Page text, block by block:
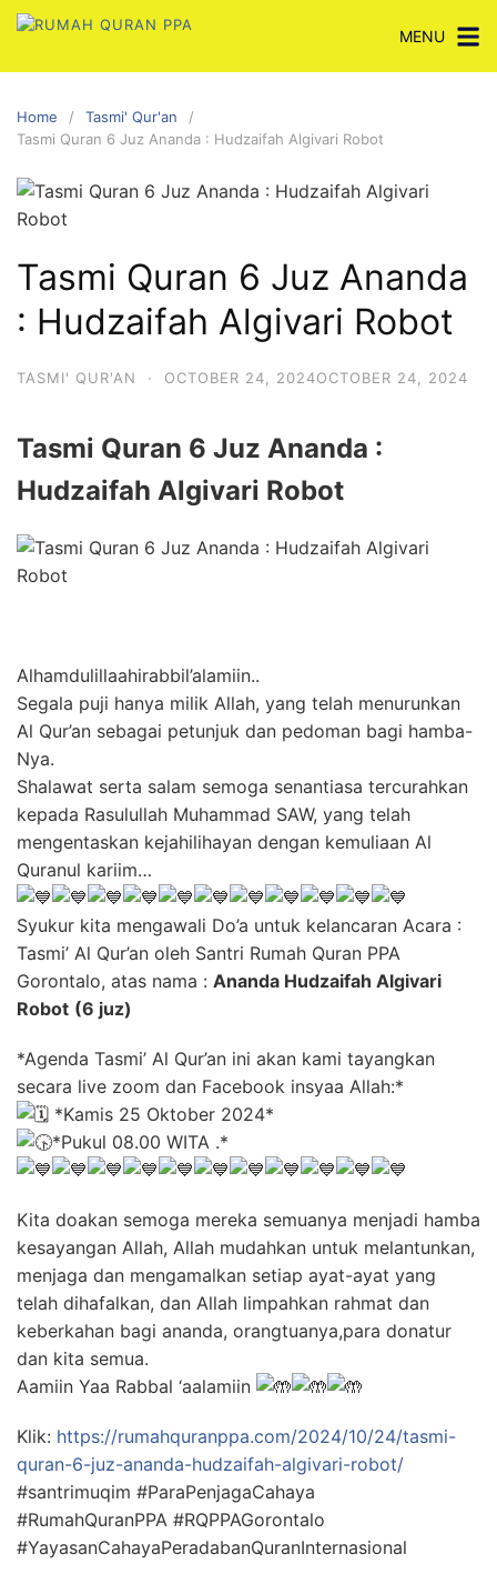
Skip
content
MENU
Home
Tasmi' Qur'an
Tasmi Quran 6 Juz Ananda : Hudzaifah Algivari Robot
Tasmi Quran 6 Juz Ananda
: Hudzaifah Algivari Robot
TASMI' QUR'AN · OCTOBER 24, 2024OCTOBER 24, 2024
Tasmi Quran 6 Juz Ananda :
Hudzaifah Algivari Robot
Alhamdulillaahirabbil’alamiin..
Segala puji hanya milik Allah, yang telah menurunkan
Al Qur’an sebagai petunjuk dan pedoman bagi hamba-
Nya.
Shalawat serta salam semoga senantiasa tercurahkan
kepada Rasulullah Muhammad SAW, yang telah
mengentaskan kejahilihayan dengan kemuliaan Al
Quranul kariim…
Syukur kita mengawali Do’a untuk kelancaran Acara :
Tasmi’ Al Qur’an oleh Santri Rumah Quran PPA
Gorontalo, atas nama : Ananda Hudzaifah Algivari
Robot (6 juz)
*Agenda Tasmi’ Al Qur’an ini akan kami tayangkan
secara live zoom dan Facebook insyaa Allah:*
*Kamis 25 Oktober 2024*
*Pukul 08.00 WITA .*
Kita doakan semoga mereka semuanya menjadi hamba
kesayangan Allah, Allah mudahkan untuk melantunkan,
menjaga dan mengamalkan setiap ayat-ayat yang
telah dihafalkan, dan Allah limpahkan rahmat dan
keberkahan bagi ananda, orangtuanya,para donatur
dan kita semua.
Aamiin Yaa Rabbal ‘aalamiin
Klik: https://rumahquranppa.com/2024/10/24/tasmi-
quran-6-juz-ananda-hudzaifah-algivari-robot/
#santrimuqim #ParaPenjagaCahaya
#RumahQuranPPA #RQPPAGorontalo
#YayasanCahayaPeradabanQuranInternasional